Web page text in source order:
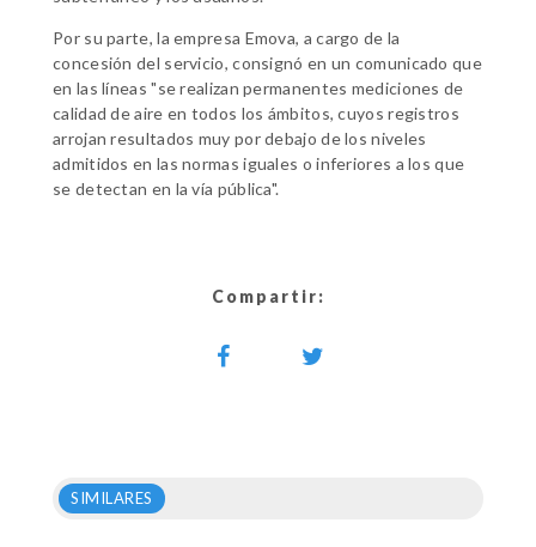
Por su parte, la empresa Emova, a cargo de la
concesión del servicio, consignó en un comunicado que
en las líneas "se realizan permanentes mediciones de
calidad de aire en todos los ámbitos, cuyos registros
arrojan resultados muy por debajo de los niveles
admitidos en las normas iguales o inferiores a los que
se detectan en la vía pública".
Compartir:
SIMILARES